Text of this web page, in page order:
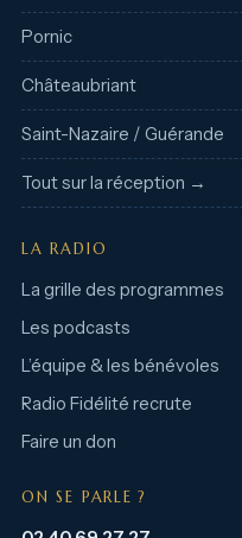
Pornic
Châteaubriant
Saint-Nazaire / Guérande
Tout sur la réception →
LA RADIO
La grille des programmes
Les podcasts
L’équipe & les bénévoles
Radio Fidélité recrute
Faire un don
ON SE PARLE ?